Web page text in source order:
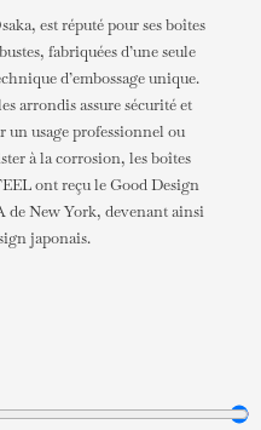
est réputé pour ses boîtes
fabriquées d’une seule
d’embossage unique.
arrondis assure sécurité et
usage professionnel ou
à la corrosion, les boîtes
ont reçu le Good Design
de New York, devenant ainsi
japonais.